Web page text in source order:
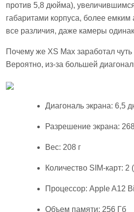
против 5,8 дюйма),
габаритами корпуса, более емким
все различия, даже камеры
Почему же XS Max заработал
Вероятно, из-за большей
Диагональ экрана: 6,5
Разрешение экрана:
Вес: 208 г
Количество SIM-карт: 2
Процессор: Apple A12
Объем памяти: 256 Гб